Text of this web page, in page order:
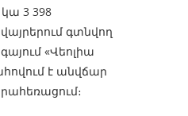
3 398
գտնվող
«Վեոլիա
է անվճար